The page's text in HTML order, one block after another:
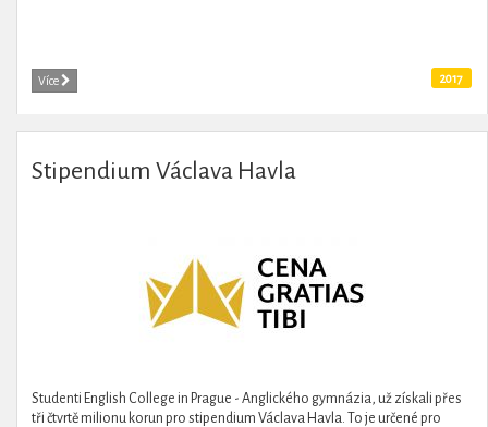
Více 2017
Stipendium Václava Havla
Studenti English College in Prague - Anglického gymnázia, už získali přes
tři čtvrtě milionu korun pro stipendium Václava Havla. To je určené pro